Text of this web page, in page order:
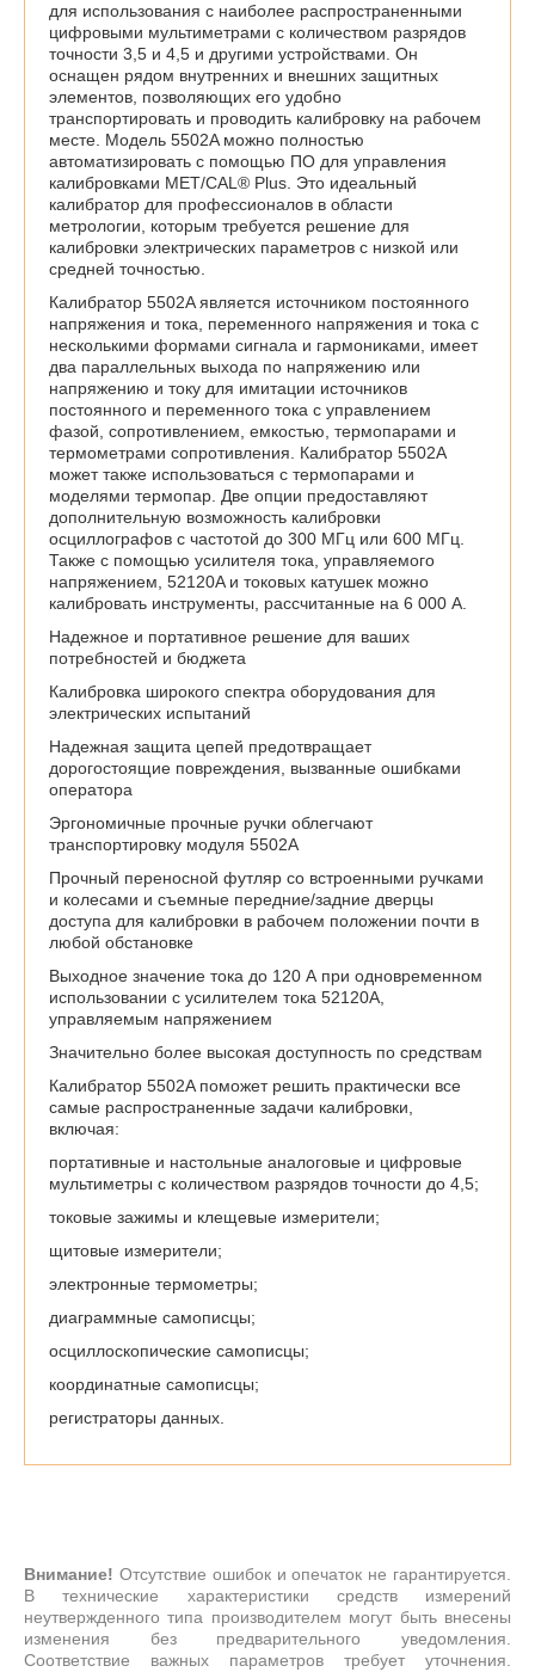
для использования с наиболее распространенными
цифровыми мультиметрами с количеством разрядов
точности 3,5 и 4,5 и другими устройствами. Он
оснащен рядом внутренних и внешних защитных
элементов, позволяющих его удобно
транспортировать и проводить калибровку на рабочем
месте. Модель 5502A можно полностью
автоматизировать с помощью ПО для управления
калибровками MET/CAL® Plus. Это идеальный
калибратор для профессионалов в области
метрологии, которым требуется решение для
калибровки электрических параметров с низкой или
средней точностью.
Калибратор 5502A является источником постоянного
напряжения и тока, переменного напряжения и тока с
несколькими формами сигнала и гармониками, имеет
два параллельных выхода по напряжению или
напряжению и току для имитации источников
постоянного и переменного тока с управлением
фазой, сопротивлением, емкостью, термопарами и
термометрами сопротивления. Калибратор 5502A
может также использоваться с термопарами и
моделями термопар. Две опции предоставляют
дополнительную возможность калибровки
осциллографов с частотой до 300 МГц или 600 МГц.
Также с помощью усилителя тока, управляемого
напряжением, 52120A и токовых катушек можно
калибровать инструменты, рассчитанные на 6 000 А.
Надежное и портативное решение для ваших
потребностей и бюджета
Калибровка широкого спектра оборудования для
электрических испытаний
Надежная защита цепей предотвращает
дорогостоящие повреждения, вызванные ошибками
оператора
Эргономичные прочные ручки облегчают
транспортировку модуля 5502A
Прочный переносной футляр со встроенными ручками
и колесами и съемные передние/задние дверцы
доступа для калибровки в рабочем положении почти в
любой обстановке
Выходное значение тока до 120 А при одновременном
использовании с усилителем тока 52120A,
управляемым напряжением
Значительно более высокая доступность по средствам
Калибратор 5502A поможет решить практически все
самые распространенные задачи калибровки,
включая:
портативные и настольные аналоговые и цифровые
мультиметры с количеством разрядов точности до 4,5;
токовые зажимы и клещевые измерители;
щитовые измерители;
электронные термометры;
диаграммные самописцы;
осциллоскопические самописцы;
координатные самописцы;
регистраторы данных.
Внимание! Отсутствие ошибок и опечаток не гарантируется.
В технические характеристики средств измерений
неутвержденного типа производителем могут быть внесены
изменения без предварительного уведомления.
Соответствие важных параметров требует уточнения.